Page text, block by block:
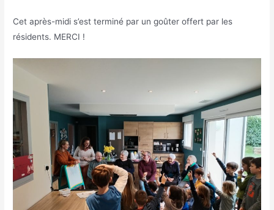
Cet après-midi s’est terminé par un goûter offert par les
résidents. MERCI !